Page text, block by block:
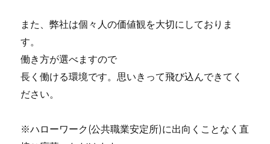
また、弊社は個々人の価値観を大切にしておりま
す。
働き方が選べますので
長く働ける環境です。思いきって飛び込んできてく
ださい。
※ハローワーク(公共職業安定所)に出向くことなく直